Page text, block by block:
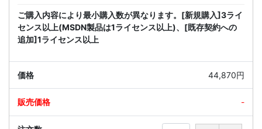
ご購入内容により最小購入数が異なります。[新規購入]3ライ
センス以上(MSDN製品は1ライセンス以上)、[既存契約への
追加]1ライセンス以上
44,870円
-